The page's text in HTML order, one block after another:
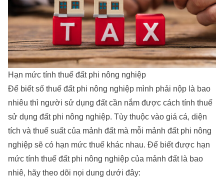
Hạn mức tính thuế đất phi nông nghiệp
Để biết số thuế đất phi nông nghiệp mình phải nộp là bao
nhiêu thì người sử dụng đất cần nắm được cách tính thuế
sử dụng đất phi nông nghiệp. Tùy thuộc vào giá cá, diện
tích và thuế suất của mảnh đất mà mỗi mảnh đất phi nông
nghiệp sẽ có hạn mức thuế khác nhau. Để biết được hạn
mức tính thuế đất phi nông nghiệp của mảnh đất là bao
nhiê, hãy theo dõi nọi dung dưới đây: